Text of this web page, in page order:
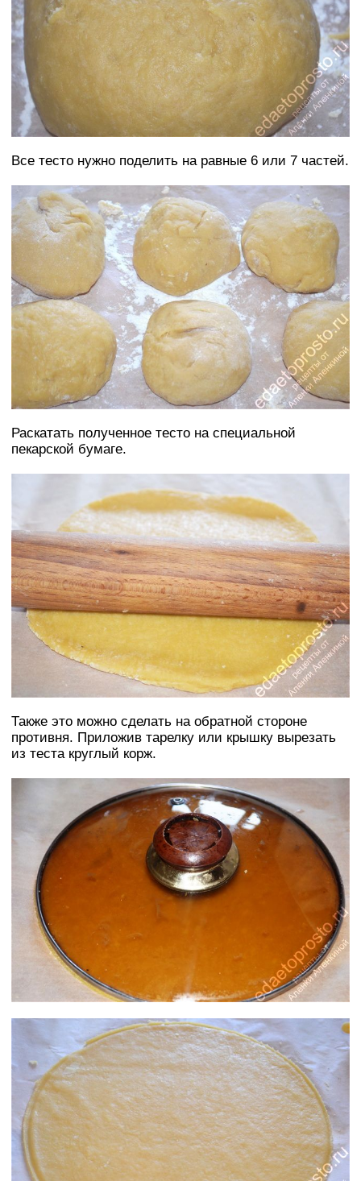
Все тесто нужно поделить на равные 6 или 7 частей.
Раскатать полученное тесто на специальной
пекарской бумаге.
Также это можно сделать на обратной стороне
противня. Приложив тарелку или крышку вырезать
из теста круглый корж.